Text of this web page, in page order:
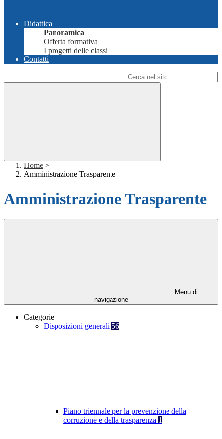
Didattica
Panoramica
Offerta formativa
I progetti delle classi
Contatti
Home >
Amministrazione Trasparente
Amministrazione Trasparente
Menu di
navigazione
Categorie
Disposizioni generali 56
Piano triennale per la prevenzione della
corruzione e della trasparenza 1